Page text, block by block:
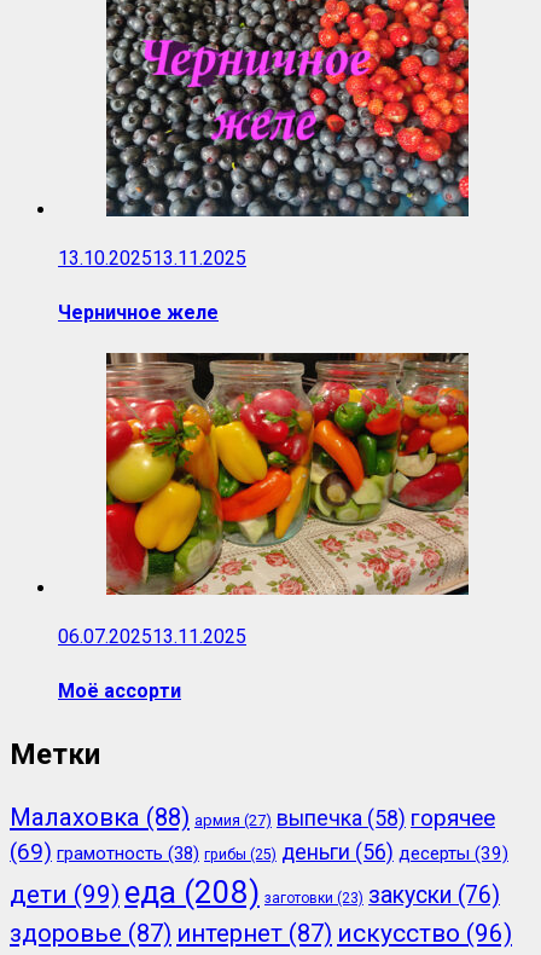
13.10.202513.11.2025
Черничное желе
06.07.202513.11.2025
Моё ассорти
Метки
Малаховка (88) армия (27) выпечка (58) горячее
(69) грамотность (38) грибы (25) деньги (56) десерты (39)
дети (99) еда (208) заготовки (23) закуски (76)
здоровье (87) интернет (87) искусство (96)